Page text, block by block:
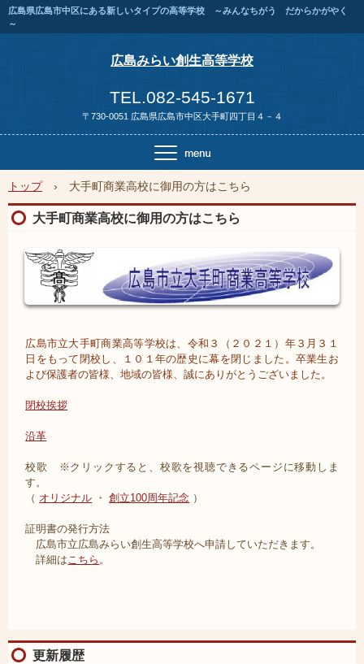
広島みらい創生高等学校
広島県広島市中区にある新しいタイプの高等学校 ～みんなちがう だからかがやく
～
TEL.082-545-1671
〒730-0051 広島県広島市中区大手町四丁目４－４
トップ › 大手町商業高校に御用の方はこちら
大手町商業高校に御用の方はこちら
広島市立大手町商業高等学校は、令和３（２０２１）年３月３１
日をもって閉校し、１０１年の歴史に幕を閉じました。卒業生お
よび保護者の皆様、地域の皆様、誠にありがとうございました。
閉校挨拶
沿革
校歌 ※クリックすると、校歌を視聴できるページに移動しま
す。
（ オリジナル ・創立100周年記念 ）
証明書の発行方法
広島市立広島みらい創生高等学校へ申請していただきます。
詳細はこちら 。
更新履歴